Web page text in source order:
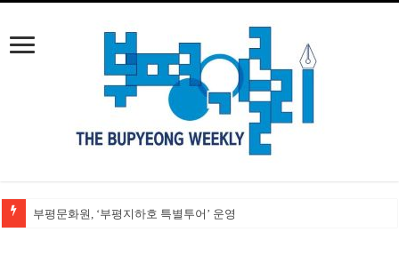
손가락만 보고 달을 놓치는 검찰개혁 논쟁